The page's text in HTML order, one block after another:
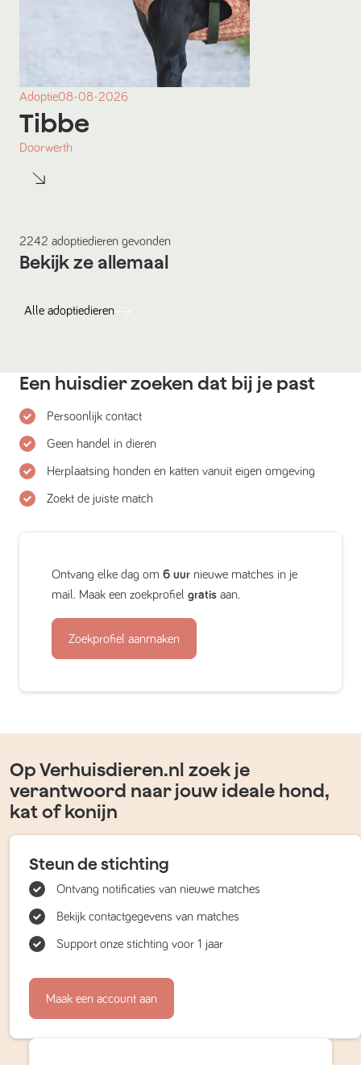
Adoptie08-08-2026
Tibbe
Doorwerth
2242 adoptiedieren gevonden
Bekijk ze allemaal
Alle adoptiedieren
Een huisdier zoeken dat bij je past
Persoonlijk contact
Geen handel in dieren
Herplaatsing honden en katten vanuit eigen omgeving
Zoekt de juiste match
Ontvang elke dag om 6 uur nieuwe matches in je
mail. Maak een zoekprofiel gratis aan.
Zoekprofiel aanmaken
Op Verhuisdieren.nl zoek je
verantwoord naar jouw ideale hond,
kat of konijn
Steun de stichting
Ontvang notificaties van nieuwe matches
Bekijk contactgegevens van matches
Support onze stichting voor 1 jaar
Maak een account aan